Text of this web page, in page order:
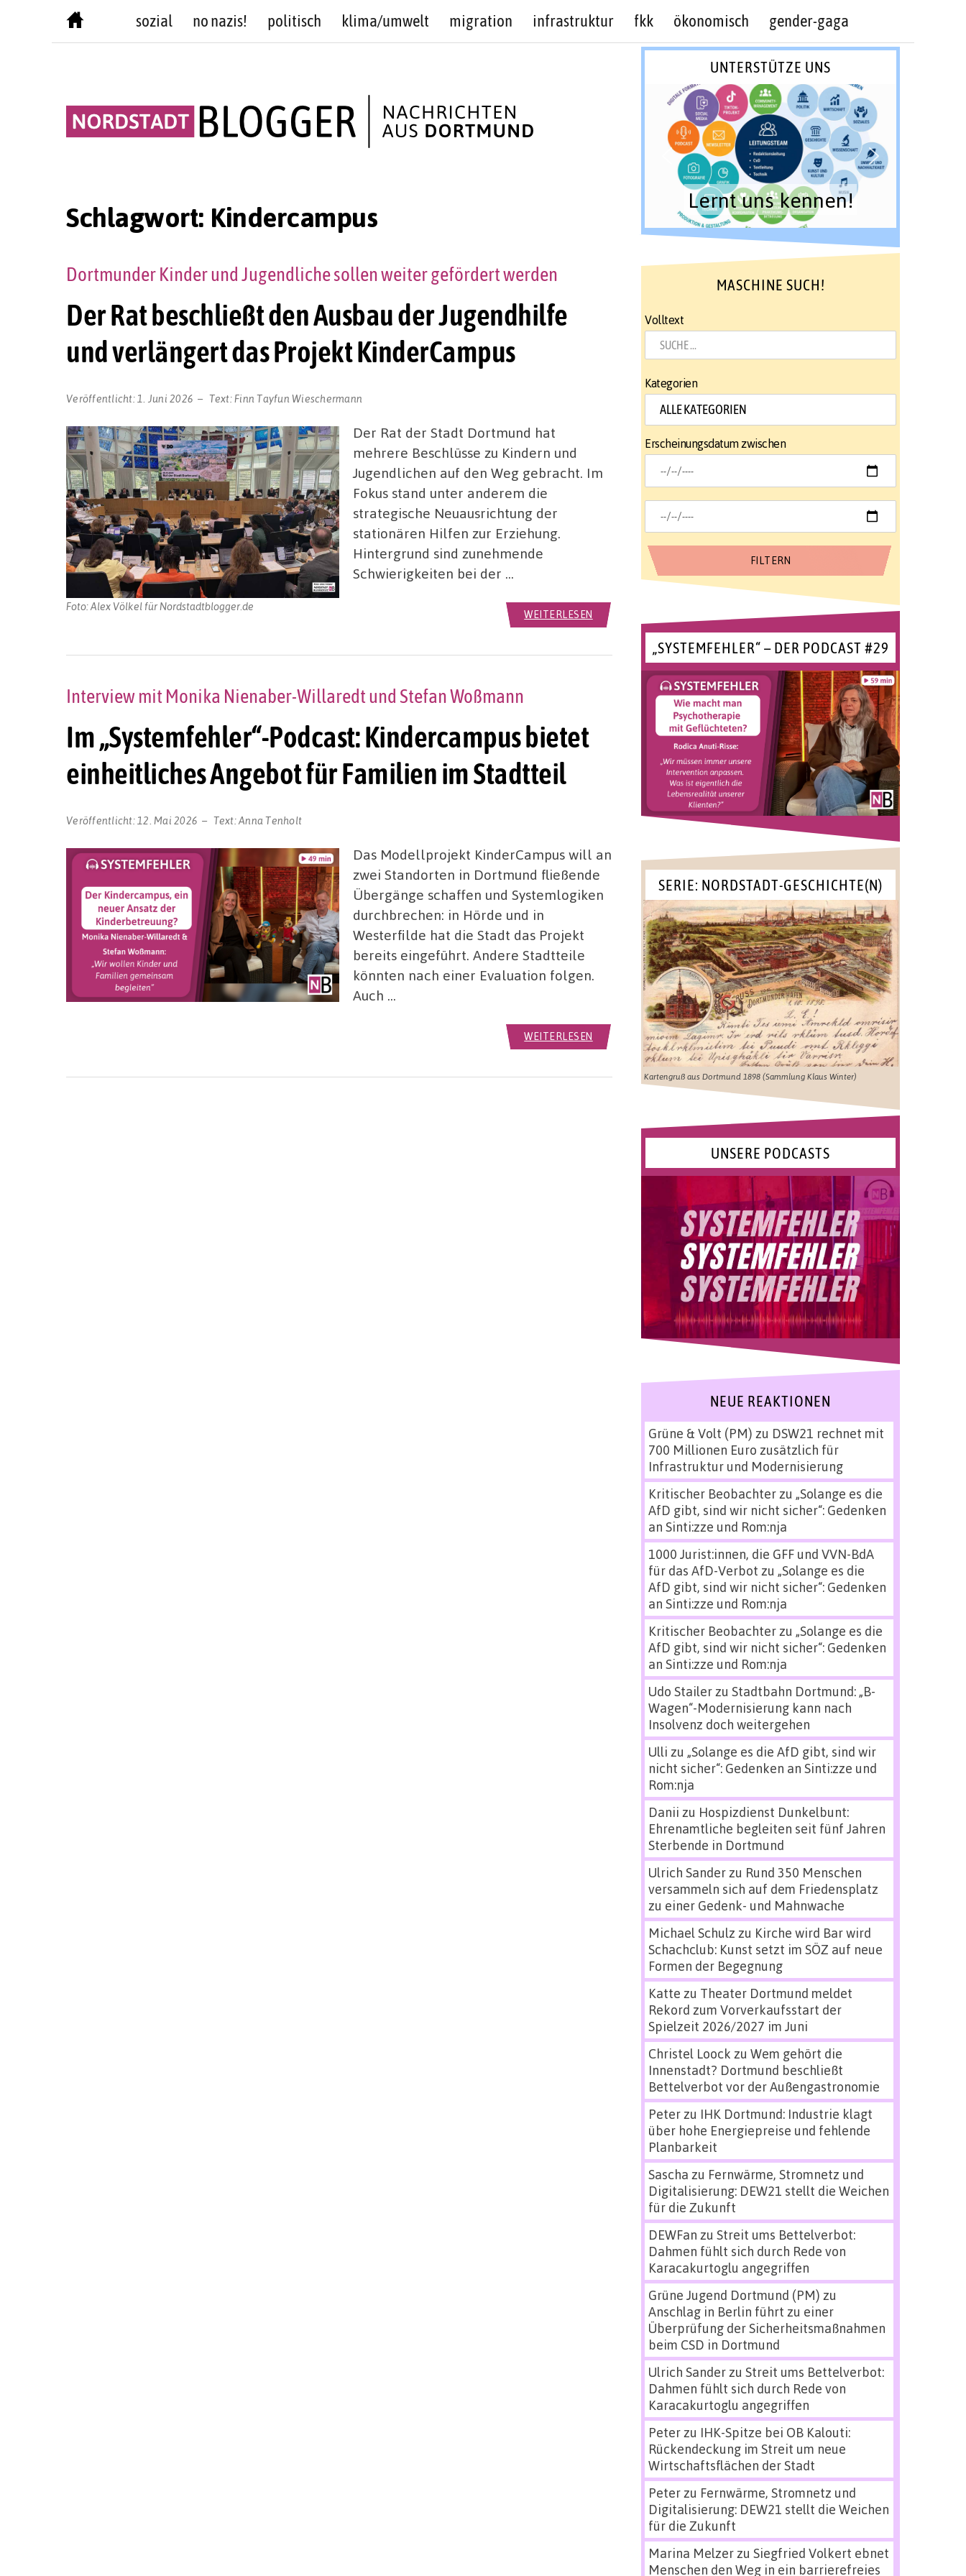
sozial no nazis! politisch klima/umwelt migration infrastruktur fkk ökonomisch gender-gaga
Schlagwort: Kindercampus
Der Rat beschließt den Ausbau der Jugendhilfe
und verlängert das Projekt KinderCampus
Dortmunder Kinder und Jugendliche sollen weiter gefördert werden
Veröffentlicht: 1. Juni 2026 Text:Finn Tayfun Wieschermann
Foto: Alex Völkel für Nordstadtblogger.de
Der Rat der Stadt Dortmund hat
mehrere Beschlüsse zu Kindern und
Jugendlichen auf den Weg gebracht. Im
Fokus stand unter anderem die
strategische Neuausrichtung der
stationären Hilfen zur Erziehung.
Hintergrund sind zunehmende
Schwierigkeiten bei der …
WEITERLESEN
Im „Systemfehler“-Podcast: Kindercampus bietet
einheitliches Angebot für Familien im Stadtteil
Interview mit Monika Nienaber-Willaredt und Stefan Woßmann
Veröffentlicht: 12. Mai 2026 Text:Anna Tenholt
Das Modellprojekt KinderCampus will an
zwei Standorten in Dortmund fließende
Übergänge schaffen und Systemlogiken
durchbrechen: in Hörde und in
Westerfilde hat die Stadt das Projekt
bereits eingeführt. Andere Stadtteile
könnten nach einer Evaluation folgen.
Auch …
WEITERLESEN
UNTERSTÜTZE UNS
Lernt uns kennen!
MASCHINE SUCH!
Volltext
Kategorien
Erscheinungsdatum zwischen
„SYSTEMFEHLER“ – DER PODCAST #29
SERIE: NORDSTADT-GESCHICHTE(N)
Kartengruß aus Dortmund 1898 (Sammlung Klaus Winter)
UNSERE PODCASTS
NEUE REAKTIONEN
Grüne & Volt (PM) zu DSW21 rechnet mit
700 Millionen Euro zusätzlich für
Infrastruktur und Modernisierung
Kritischer Beobachterzu „Solange es die
AfD gibt, sind wir nicht sicher“: Gedenken
an Sinti:zze und Rom:nja
1000 Jurist:innen, die GFF und VVN-BdA
für das AfD-Verbot zu „Solange es die
AfD gibt, sind wir nicht sicher“: Gedenken
an Sinti:zze und Rom:nja
Kritischer Beobachterzu „Solange es die
AfD gibt, sind wir nicht sicher“: Gedenken
an Sinti:zze und Rom:nja
Udo Stailerzu Stadtbahn Dortmund: „B-
Wagen“-Modernisierung kann nach
Insolvenz doch weitergehen
Ulli zu „Solange es die AfD gibt, sind wir
nicht sicher“: Gedenken an Sinti:zze und
Rom:nja
Danii zu Hospizdienst Dunkelbunt:
Ehrenamtliche begleiten seit fünf Jahren
Sterbende in Dortmund
Ulrich Sanderzu Rund 350 Menschen
versammeln sich auf dem Friedensplatz
zu einer Gedenk- und Mahnwache
Michael Schulz zu Kirche wird Bar wird
Schachclub: Kunst setzt im SÖZ auf neue
Formen der Begegnung
Katte zu Theater Dortmund meldet
Rekord zum Vorverkaufsstart der
Spielzeit 2026/2027 im Juni
Christel Loock zu Wem gehört die
Innenstadt? Dortmund beschließt
Bettelverbot vor der Außengastronomie
Peterzu IHK Dortmund: Industrie klagt
über hohe Energiepreise und fehlende
Planbarkeit
Sascha zu Fernwärme, Stromnetz und
Digitalisierung: DEW21 stellt die Weichen
für die Zukunft
DEWFan zu Streit ums Bettelverbot:
Dahmen fühlt sich durch Rede von
Karacakurtoglu angegriffen
Grüne Jugend Dortmund (PM) zu
Anschlag in Berlin führt zu einer
Überprüfung der Sicherheitsmaßnahmen
beim CSD in Dortmund
Ulrich Sanderzu Streit ums Bettelverbot:
Dahmen fühlt sich durch Rede von
Karacakurtoglu angegriffen
Peterzu IHK-Spitze bei OB Kalouti:
Rückendeckung im Streit um neue
Wirtschaftsflächen der Stadt
Peterzu Fernwärme, Stromnetz und
Digitalisierung: DEW21 stellt die Weichen
für die Zukunft
Marina Melzerzu Siegfried Volkert ebnet
Menschen den Weg in ein barrierefreies